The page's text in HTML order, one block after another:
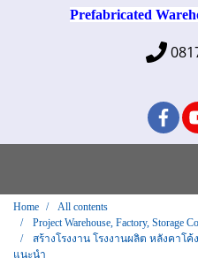
Prefabricated
Home
All contents
Project Warehouse, Factory, Storage
สร้างโรงงาน โรงงานผลิต หลังคาโค้
แนะนำ